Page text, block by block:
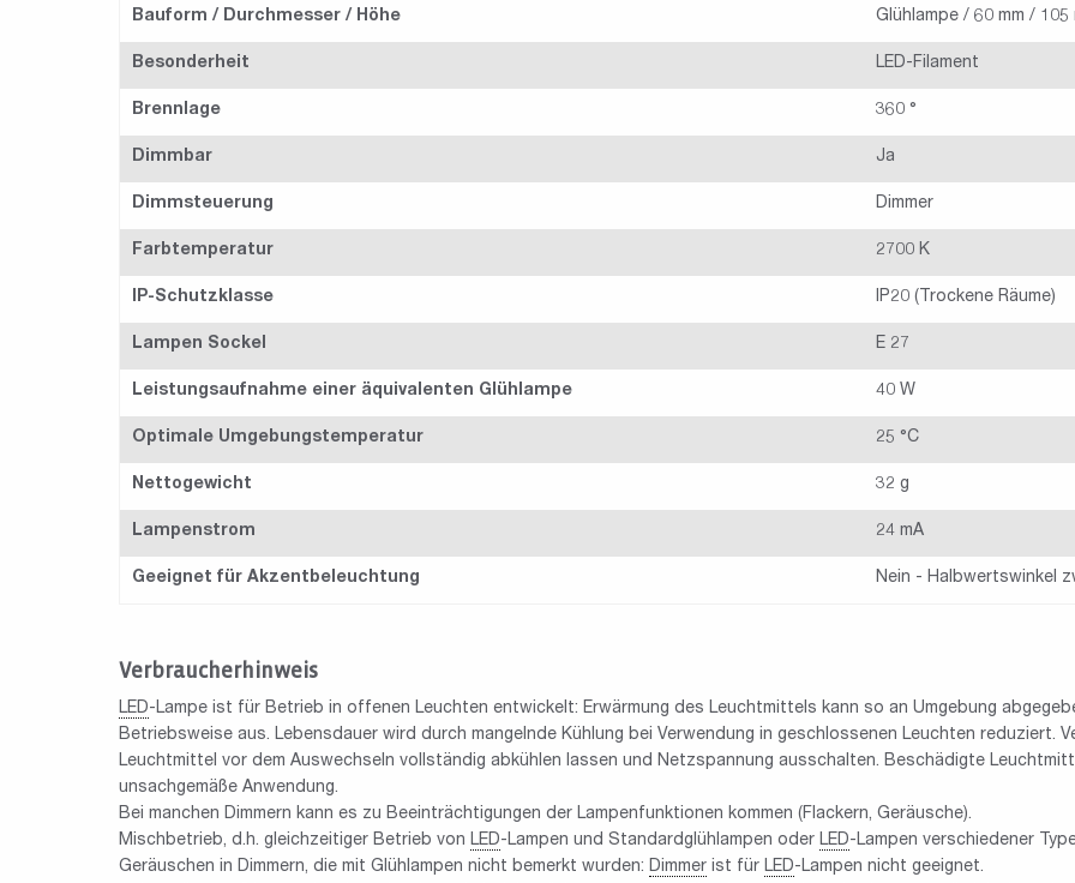
Bauform / Durchmesser / Höhe Glühlampe / 60 mm / 105
Besonderheit LED-Filament
Brennlage 360 °
Dimmbar Ja
Dimmsteuerung Dimmer
Farbtemperatur 2700 K
IP-Schutzklasse IP20 (Trockene Räume)
Lampen Sockel E 27
Leistungsaufnahme einer äquivalenten Glühlampe 40 W
Optimale Umgebungstemperatur 25 °C
Nettogewicht 32 g
Lampenstrom 24 mA
Geeignet für Akzentbeleuchtung Nein - Halbwertswinkel
Verbraucherhinweis
LED-Lampe ist für Betrieb in offenen Leuchten entwickelt: Erwärmung des Leuchtmittels kann so an Umgebung
Betriebsweise aus. Lebensdauer wird durch mangelnde Kühlung bei Verwendung in geschlossenen Leuchten reduziert.
Leuchtmittel vor dem Auswechseln vollständig abkühlen lassen und Netzspannung ausschalten. Beschädigte
unsachgemäße Anwendung.
Bei manchen Dimmern kann es zu Beeinträchtigungen der Lampenfunktionen kommen (Flackern, Geräusche).
Mischbetrieb, d.h. gleichzeitiger Betrieb von LED-Lampen und Standardglühlampen oder LED-Lampen verschiedener
Geräuschen in Dimmern, die mit Glühlampen nicht bemerkt wurden: Dimmer ist für LED-Lampen nicht geeignet.